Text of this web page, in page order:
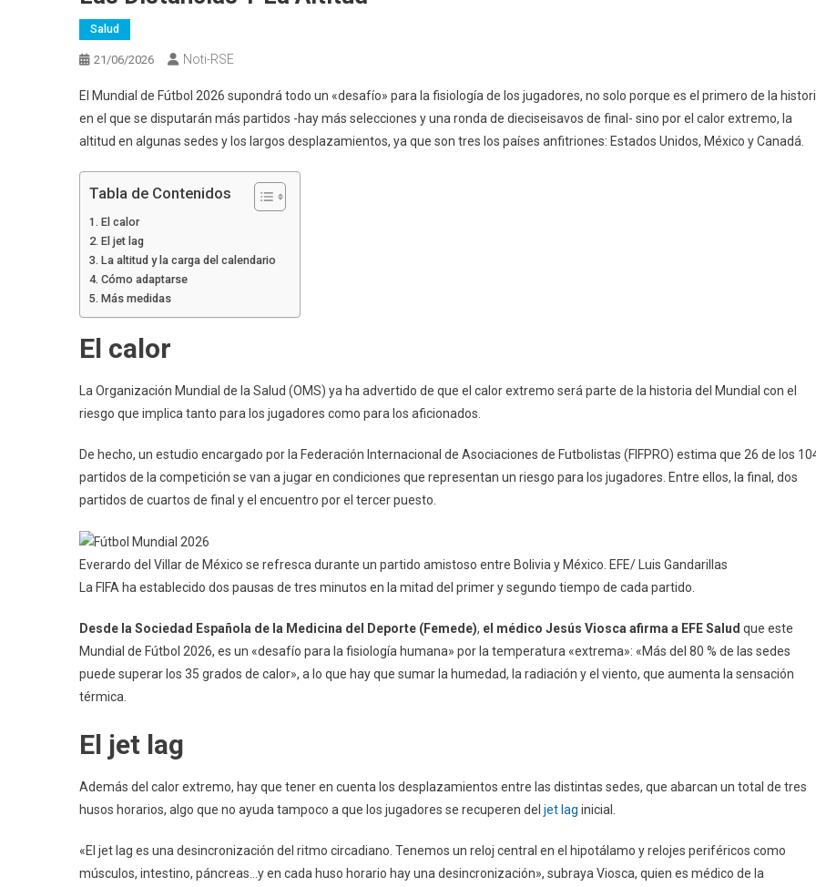
Salud
21/06/2026 Noti-RSE
El Mundial de Fútbol 2026 supondrá todo un «desafío» para la fisiología de los jugadores, no solo porque es el primero de la
en el que se disputarán más partidos -hay más selecciones y una ronda de dieciseisavos de final- sino por el calor extremo, la
altitud en algunas sedes y los largos desplazamientos, ya que son tres los países anfitriones: Estados Unidos, México y Canadá.
Tabla de Contenidos
El calor
El jet lag
La altitud y la carga del calendario
Cómo adaptarse
Más medidas
El calor
La Organización Mundial de la Salud (OMS) ya ha advertido de que el calor extremo será parte de la historia del Mundial con el
riesgo que implica tanto para los jugadores como para los aficionados.
De hecho, un estudio encargado por la Federación Internacional de Asociaciones de Futbolistas (FIFPRO) estima que 26 de los
partidos de la competición se van a jugar en condiciones que representan un riesgo para los jugadores. Entre ellos, la final, dos
partidos de cuartos de final y el encuentro por el tercer puesto.
Everardo del Villar de México se refresca durante un partido amistoso entre Bolivia y México. EFE/ Luis Gandarillas
La FIFA ha establecido dos pausas de tres minutos en la mitad del primer y segundo tiempo de cada partido.
Desde la Sociedad Española de la Medicina del Deporte (Femede), el médico Jesús Viosca afirma a EFE Salud que este
Mundial de Fútbol 2026, es un «desafío para la fisiología humana» por la temperatura «extrema»: «Más del 80 % de las sedes
puede superar los 35 grados de calor», a lo que hay que sumar la humedad, la radiación y el viento, que aumenta la sensación
térmica.
El jet lag
Además del calor extremo, hay que tener en cuenta los desplazamientos entre las distintas sedes, que abarcan un total de tres
husos horarios, algo que no ayuda tampoco a que los jugadores se recuperen del jet lag inicial.
«El jet lag es una desincronización del ritmo circadiano. Tenemos un reloj central en el hipotálamo y relojes periféricos como
músculos, intestino, páncreas…y en cada huso horario hay una desincronización», subraya Viosca, quien es médico de la